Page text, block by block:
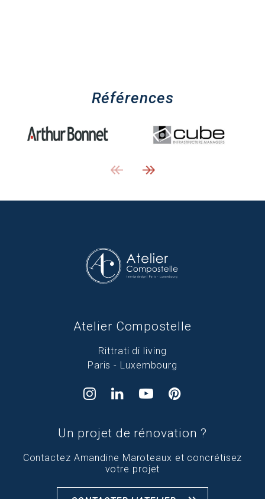
Références
Atelier Compostelle
Rittrati di living
Paris - Luxembourg
Un projet de rénovation ?
Contactez Amandine Maroteaux et concrétisez
votre projet